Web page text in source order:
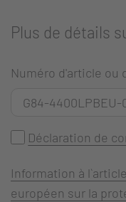
Plus de détails
Numéro d'article
Déclaration de
Information à
européen sur la